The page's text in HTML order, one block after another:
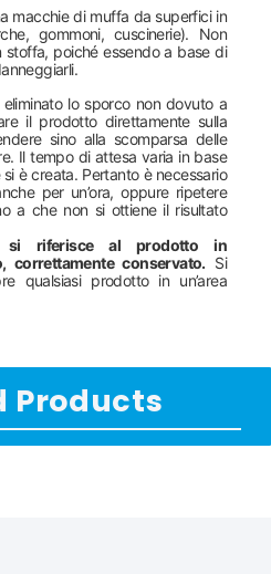
macchie di muffa da superfici in
gommoni, cuscinerie). Non
stoffa, poiché essendo a base di
lo sporco non dovuto a
il prodotto direttamente sulla
sino alla scomparsa delle
Il tempo di attesa varia in base
è creata. Pertanto è necessario
per un’ora, oppure ripetere
a che non si ottiene il risultato
si riferisce al prodotto in
correttamente conservato. Si
qualsiasi prodotto in un’area
Products